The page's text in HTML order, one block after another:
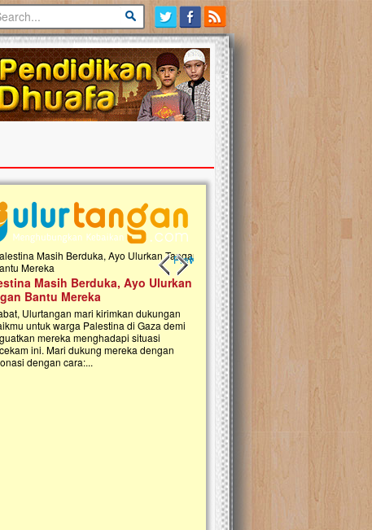
Previous slide
Next slide
Masih Berduka, Ayo Ulurkan
Bantu Mereka
Ulurtangan mari kirimkan dukungan
untuk warga Palestina di Gaza demi
mereka menghadapi situasi
ini. Mari dukung mereka dengan
dengan cara:...
Open Donasi Wakaf
Rumah Qur'an & TK Islam
Najjah di Jonggol
Saat ini, Ulurtangan bersama Yayasan
Najjahtul Islam Jonggol sedang merintis
pembangunan Rumah Qur’an dan
kanak Islam Terpadu (TKIT) An Najjah
Gedung Majelis Taklim di Jonggol,...